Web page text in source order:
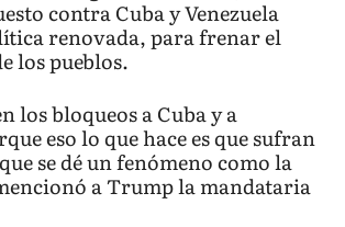
contra Cuba y Venezuela
renovada, para frenar el
los pueblos.
los bloqueos a Cuba y a
eso lo que hace es que sufran
se dé un fenómeno como la
a Trump la mandataria